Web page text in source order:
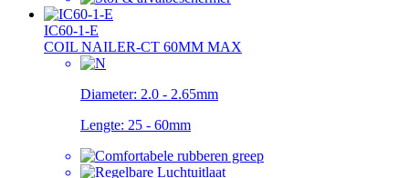
IC60-1-E
COIL NAILER-CT 60MM MAX
Diameter: 2.0 - 2.65mm
Lengte: 25 - 60mm